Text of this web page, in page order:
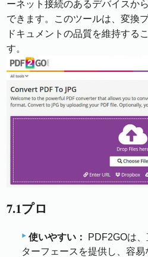
ーネット接続のあるデバイスか
できます。このツールは、変換
ドキュメントの品質を維持する
す。
7.1プロ
使いやすい：
PDF2GOは
ターフェースを提供し、容